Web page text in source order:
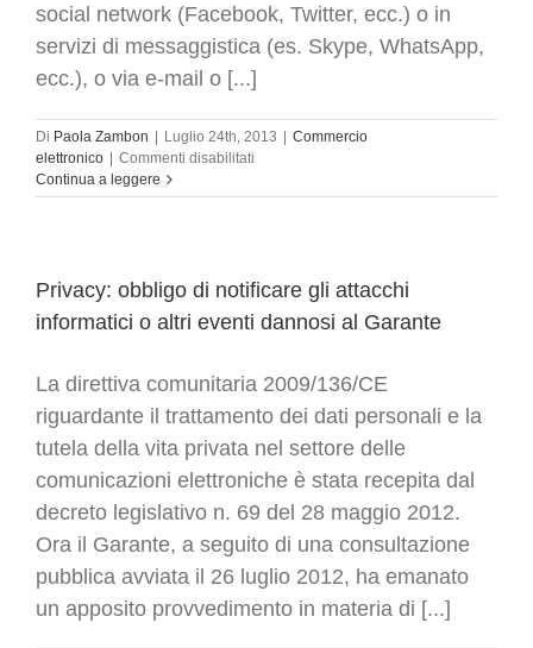
social network (Facebook, Twitter, ecc.) o in
servizi di messaggistica (es. Skype, WhatsApp,
ecc.), o via e-mail o [...]
Di Paola Zambon | Luglio 24th, 2013 | Commercio
elettronico | Commenti disabilitati
Media
Promuoversi
attraverso
Continua a leggere
Privacy: obbligo di notificare gli attacchi
informatici o altri eventi dannosi al Garante
La direttiva comunitaria 2009/136/CE
riguardante il trattamento dei dati personali e la
tutela della vita privata nel settore delle
comunicazioni elettroniche è stata recepita dal
decreto legislativo n. 69 del 28 maggio 2012.
Ora il Garante, a seguito di una consultazione
pubblica avviata il 26 luglio 2012, ha emanato
un apposito provvedimento in materia di [...]